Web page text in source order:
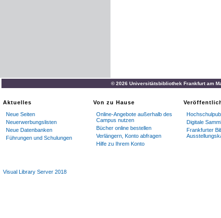
© 2026 Universitätsbibliothek Frankfurt am
Aktuelles
Neue Seiten
Neuerwerbungslisten
Neue Datenbanken
Führungen und Schulungen
Von zu Hause
Online-Angebote außerhalb des
Campus nutzen
Bücher online bestellen
Verlängern, Konto abfragen
Hilfe zu Ihrem Konto
Digitale
Frankfurter
Visual Library Server 2018